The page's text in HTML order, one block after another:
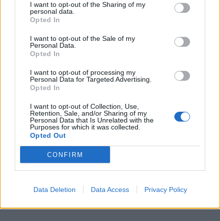
I want to opt-out of the Sharing of my
personal data.
Opted In
I want to opt-out of the Sale of my
Personal Data.
Opted In
I want to opt-out of processing my
Personal Data for Targeted Advertising.
Opted In
I want to opt-out of Collection, Use,
Retention, Sale, and/or Sharing of my
Personal Data that Is Unrelated with the
Purposes for which it was collected.
Opted Out
CONFIRM
Data Deletion Data Access Privacy Policy
Ξηράς μέσω EDA: Θετικές
οι ΗΠΑ – Αναμονή για
αριθμό, εκδόσεις και
κατάσταση οχημάτων
κλάσης
θα είναι από
ποτέ